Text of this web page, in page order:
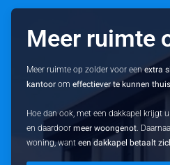
Meer ruimte
Meer ruimte op zolder voor eenextra
kantoor omeffectiever te kunnen
Hoe dan ook, met een dakkapel krijgt
en daardoormeer woongenot.
woning, wanteen dakkapel betaalt